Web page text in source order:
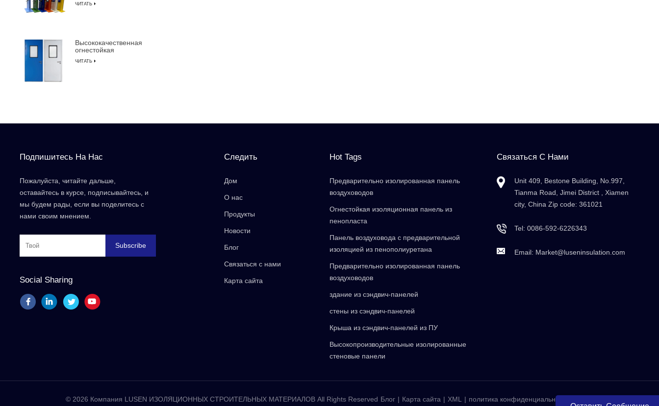
алюминиевой рамой
ЧИТАТЬ
Высококачественная
огнестойкая
дверь для чистых
ЧИТАТЬ
Подпишитесь На Нас
Пожалуйста, читайте дальше,
оставайтесь в курсе, подписывайтесь, и
мы будем рады, если вы поделитесь с
нами своим мнением.
Subscribe
Social Sharing
Следить
Дом
О нас
Продукты
Новости
Блог
Связаться с нами
Карта сайта
Hot Tags
Предварительно изолированная панель
воздуховодов
Огнестойкая изоляционная панель из
пенопласта
Панель воздуховода с предварительной
изоляцией из пенополиуретана
Предварительно изолированная панель
воздуховодов
здание из сэндвич-панелей
стены из сэндвич-панелей
Крыша из сэндвич-панелей из ПУ
Высокопроизводительные изолированные
стеновые панели
Связаться С Нами
Unit 409, Bestone Building, No.997,
Tianma Road, Jimei District , Xiamen
city, China Zip code: 361021
Tel:0086-592-6226343
Email: Market@luseninsulation.com
© 2026 Компания LUSEN ИЗОЛЯЦИОННЫХ СТРОИТЕЛЬНЫХ МАТЕРИАЛОВ All Rights Reserved Блог | Карта сайта | XML | политика конфиденциальности